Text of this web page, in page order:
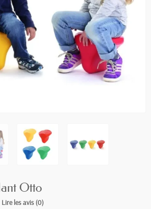
Otto
Lire les avis (0)